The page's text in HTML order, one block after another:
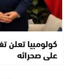
كولومبيا تعلن
على صحرائه